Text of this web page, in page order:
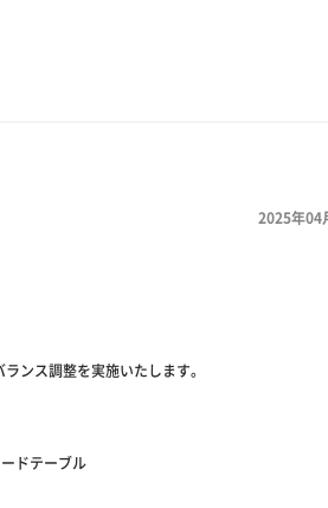
2025年04
ンス調整を実施いたします。
ドテーブル